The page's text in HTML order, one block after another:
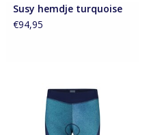
Susy hemdje turquoise
€94,95